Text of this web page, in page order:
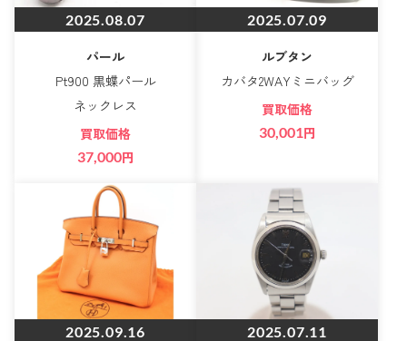
2025.08.07
パール
Pt900 黒蝶パール
ネックレス
買取価格
37,000円
2025.07.09
ルブタン
カバタ2WAYミニバッグ
買取価格
30,001円
2025.09.16 2025.07.11